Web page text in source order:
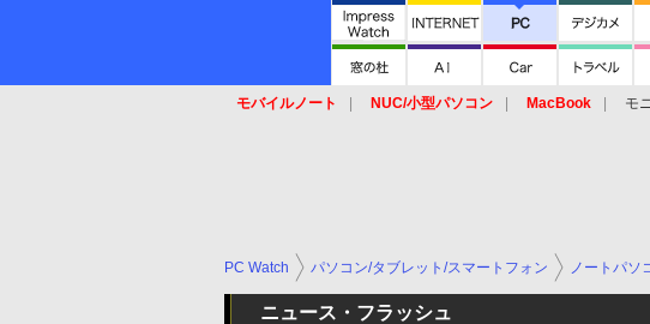
モバイルノート NUC/小型パソコン MacBook モ
PC Watch パソコン/タブレット/スマートフォン ノートパソ
ニュース・フラッシュ